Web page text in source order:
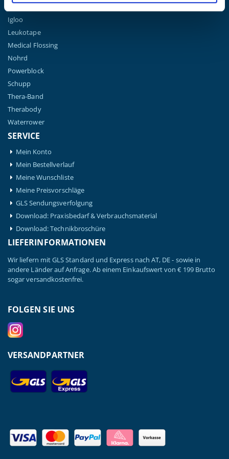
Hansaplast
Igloo
Leukotape
Medical Flossing
Nohrd
Powerblock
Schupp
Thera-Band
Therabody
Waterrower
SERVICE
Mein Konto
Mein Bestellverlauf
Meine Wunschliste
Meine Preisvorschläge
GLS Sendungsverfolgung
Download: Praxisbedarf & Verbrauchsmaterial
Download: Technikbroschüre
LIEFERINFORMATIONEN
Wir liefern mit GLS Standard und Express nach AT, DE - sowie in
andere Länder auf Anfrage. Ab einem Einkaufswert von € 199 Brutto
sogar versandkostenfrei.
FOLGEN SIE UNS
VERSANDPARTNER